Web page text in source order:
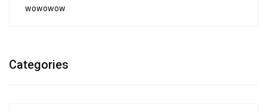
wowowow
Categories